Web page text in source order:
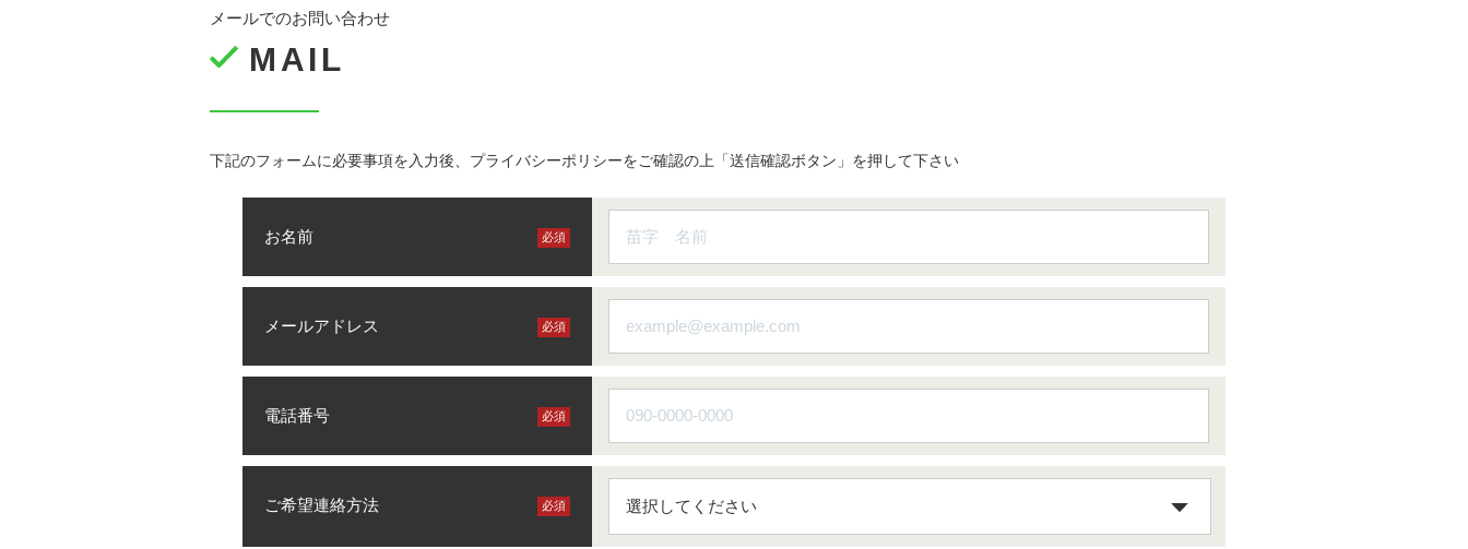
メールでのお問い合わせ
MAIL
下記のフォームに必要事項を入力後、プライバシーポリシーをご確認の上「送信確認ボタン」を押して下さい
お名前 必須
メールアドレス 必須
電話番号 必須
ご希望連絡方法 必須